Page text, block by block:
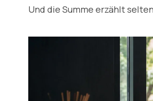
Und die Summe erzählt